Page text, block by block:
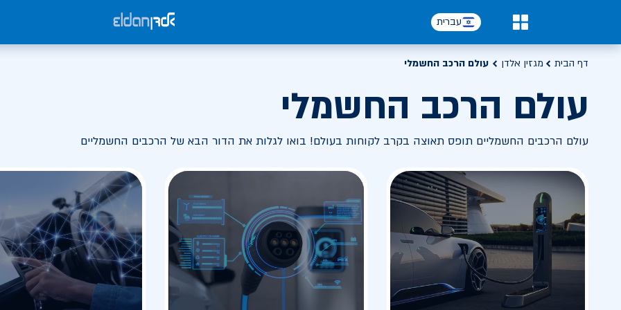
עברית
דף הבית מגזין אלדן עולם הרכב החשמלי
עולם הרכב החשמלי
עולם הרכבים החשמליים תופס תאוצה בקרב לקוחות בעולם! בואו לגלות את הדור הבא של הרכבים החשמליים